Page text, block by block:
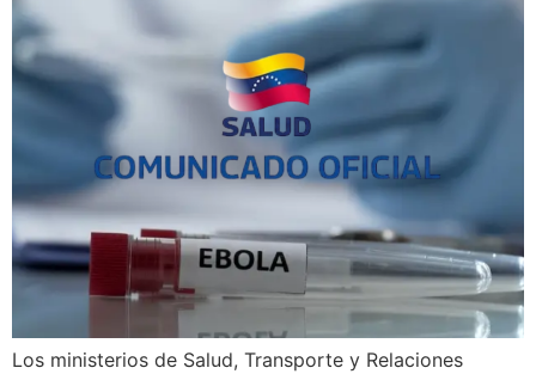
Los ministerios de Salud, Transporte y Relaciones